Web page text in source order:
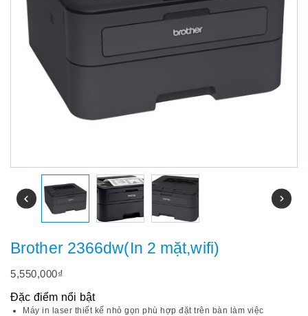
Brother 2366dw(In 2 mặt,wifi)
5,550,000₫
Đặc điểm nổi bật
Máy in laser thiết kế nhỏ gọn phù hợp đặt trên bàn làm việc